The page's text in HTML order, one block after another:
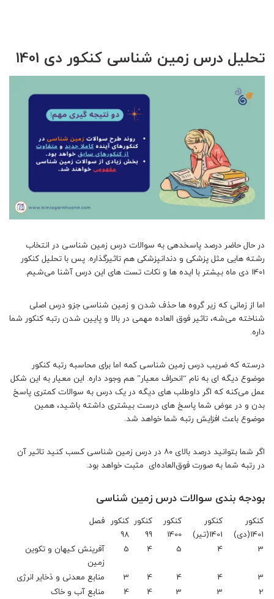
تحلیل درس زمین شناسی کنکور دی 1401
در حال حاضر درصد پاسخدهی به سوالات درس زمین شناسی در انتخاب
رشته هایی مثل پزشکی و دندانپزشکی هم تاثیرگذاره. پس با تحلیل کنکور
1401 دی ماه بیشتر با ایده ها و نکات تست های این درس آشنا می‌شیم.
اما از زمانی که زیر گروه ها حذف شدن و زمین شناسی جزو درس اصلی
شناخته می‌شه، تاثیر فوق العاده مهمی در بالا و پایین شدن رتبه کنکور شما
داره.
درسته که ضریب درس زمین شناسی کمه اما برای محاسبه رتبه کنکور
موضوع دیگه ای به نام “انحراف معیار” هم وجود داره. این معیار به این شکل
عمل می‌کنه که اگر داوطلب های دیگه در یک درس به سوالات کمتری پاسخ
بدن و در عوض شما پاسخ های درست بیشتری داشته باشید، همین
موضوع باعث افزایش رتبه شما خواهد شد.
اگر شما بتوانید درصد بالای ۸۰ در درس زمین شناسی کسب کنید تاثیر آن
در رتبه شما به صورت فوق‌العاده‌ای مثبت خواهد بود.
بودجه بندی سوالات درس زمین شناسی
کنکور
1401(دی)
کنکور
1401(تیر)
کنکور
1400
کنکور
99
کنکور
98
فصل
3
4
5
4
5
آفرینش کیهان و تکوین
زمین
3
4
4
4
3
منابع معدنی و ذخایر انرژی
2
3
3
4
4
منابع آب و خاک